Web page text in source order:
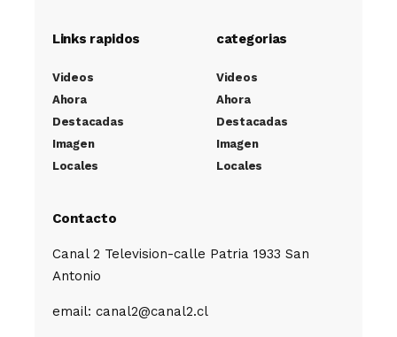
Links rapidos
Videos
Ahora
Destacadas
Imagen
Locales
categorias
Videos
Ahora
Destacadas
Imagen
Locales
Contacto
Canal 2 Television-calle Patria 1933 San
Antonio
email: canal2@canal2.cl